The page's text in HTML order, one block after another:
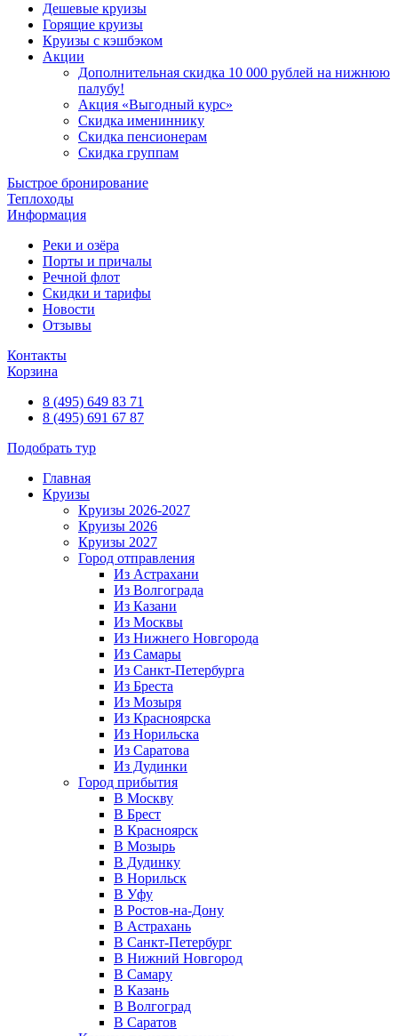
Дешевые круизы
Горящие круизы
Круизы с кэшбэком
Акции
Дополнительная скидка 10 000 рублей на нижнюю
палубу!
Акция «Выгодный курс»
Скидка имениннику
Скидка пенсионерам
Скидка группам
Быстрое бронирование
Теплоходы
Информация
Реки и озёра
Порты и причалы
Речной флот
Скидки и тарифы
Новости
Отзывы
Контакты
Корзина
8 (495) 649 83 71
8 (495) 691 67 87
Подобрать тур
Главная
Круизы
Круизы 2026-2027
Круизы 2026
Круизы 2027
Город отправления
Из Астрахани
Из Волгограда
Из Казани
Из Москвы
Из Нижнего Новгорода
Из Самары
Из Санкт-Петербурга
Из Бреста
Из Мозыря
Из Красноярска
Из Норильска
Из Саратова
Из Дудинки
Город прибытия
В Москву
В Брест
В Красноярск
В Мозырь
В Дудинку
В Норильск
В Уфу
В Ростов-на-Дону
В Астрахань
В Санкт-Петербург
В Нижний Новгород
В Самару
В Казань
В Волгоград
В Саратов